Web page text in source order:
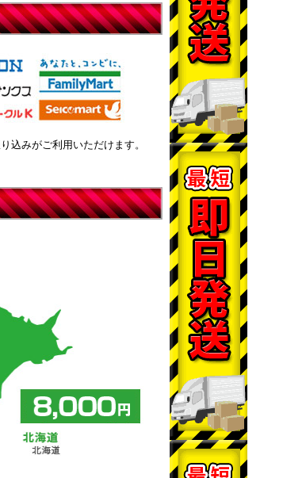
込みがご利用いただけます。